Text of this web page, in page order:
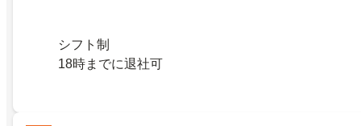
シフト制
18時までに退社可